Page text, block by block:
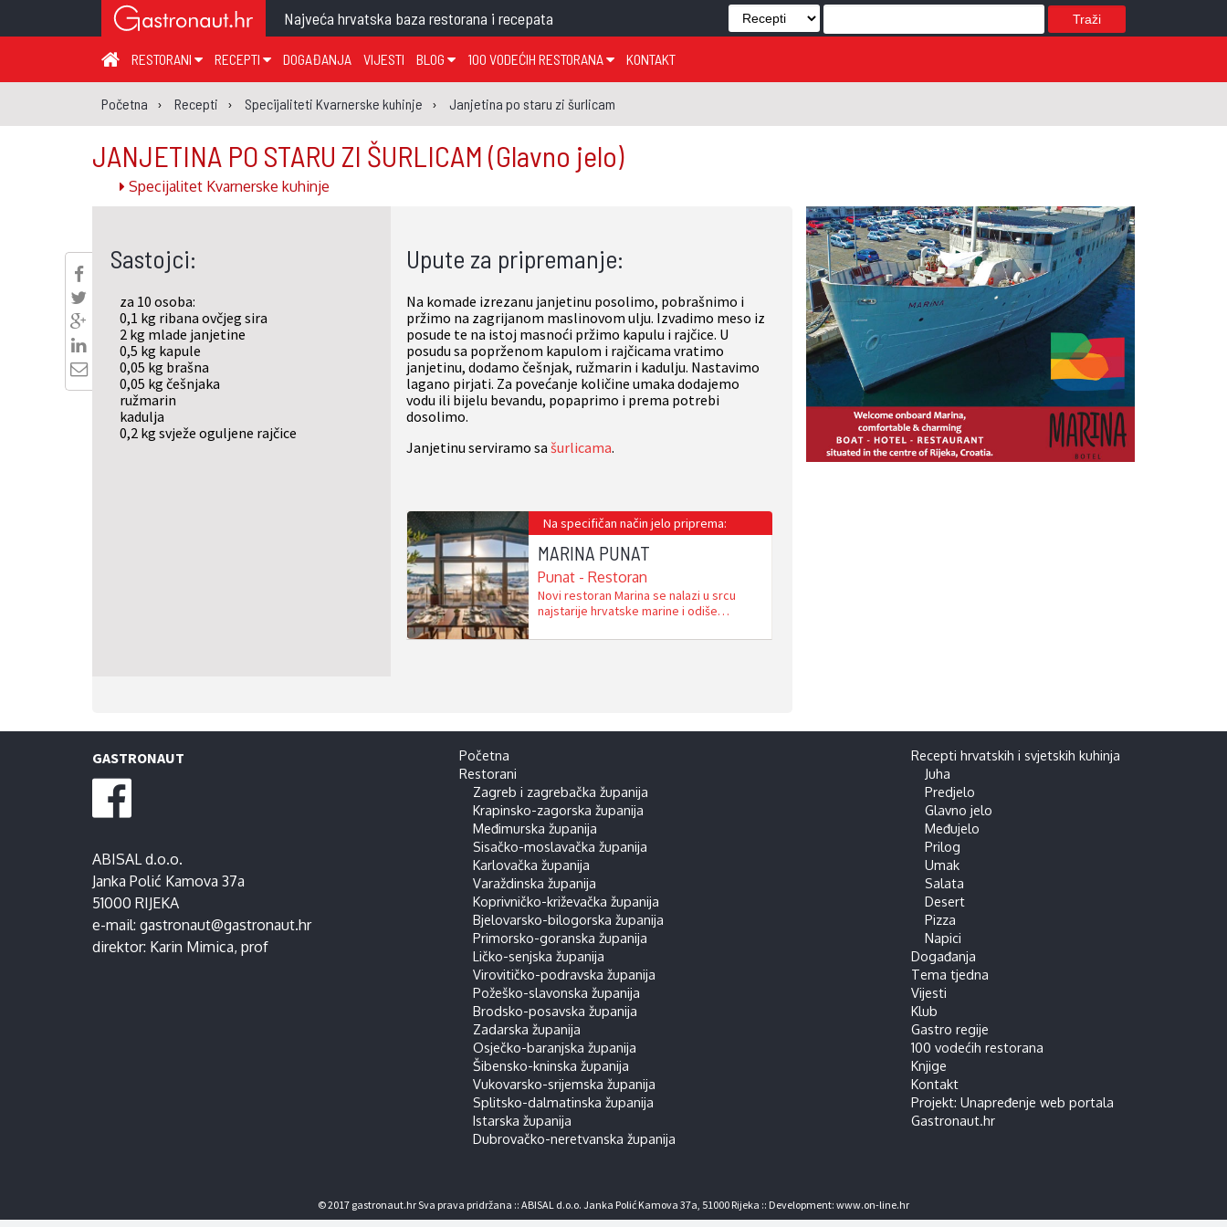
Najveća hrvatska baza restorana i recepata Traži
RESTORANI
ZAGREB I ZAGREBAČKA ŽUPANIJA
KRAPINSKO-ZAGORSKA ŽUPANIJA
MEĐIMURSKA ŽUPANIJA
SISAČKO-MOSLAVAČKA ŽUPANIJA
KARLOVAČKA ŽUPANIJA
VARAŽDINSKA ŽUPANIJA
KOPRIVNIČKO-KRIŽEVAČKA ŽUPANIJA
VIROVITIČKO-PODRAVSKA ŽUPANIJA
POŽEŠKO-SLAVONSKA ŽUPANIJA
OSJEČKO-BARANJSKA ŽUPANIJA
ŠIBENSKO-KNINSKA ŽUPANIJA
VUKOVARSKO-SRIJEMSKA ŽUPANIJA
SPLITSKO-DALMATINSKA ŽUPANIJA
ISTARSKA ŽUPANIJA
DUBROVAČKO-NERETVANSKA ŽUPANIJA
RECEPTI
JUHA
PREDJELO
GLAVNO JELO
MEĐUJELO
PRILOG
UMAK
SALATA
DOGAĐANJA VIJESTI BLOG
TEMA TJEDNA
KLUB
GASTRO REGIJE
100 VODEĆIH RESTORANA
GLASANJE KNJIGE
KONTAKT
Početna Recepti Specijaliteti Kvarnerske kuhinje Janjetina po staru zi šurlicam
JANJETINA PO STARU ZI ŠURLICAM (Glavno jelo)
Specijalitet Kvarnerske kuhinje
Sastojci:
za 10 osoba:
0,1 kg ribana ovčjeg sira
2 kg mlade janjetine
0,5 kg kapule
0,05 kg brašna
0,05 kg češnjaka
ružmarin
kadulja
0,2 kg svježe oguljene rajčice
Upute za pripremanje:
Na komade izrezanu janjetinu posolimo, pobrašnimo i
pržimo na zagrijanom maslinovom ulju. Izvadimo meso iz
posude te na istoj masnoći pržimo kapulu i rajčice. U
posudu sa poprženom kapulom i rajčicama vratimo
janjetinu, dodamo češnjak, ružmarin i kadulju. Nastavimo
lagano pirjati. Za povećanje količine umaka dodajemo
vodu ili bijelu bevandu, popaprimo i prema potrebi
dosolimo.
Janjetinu serviramo sašurlicama.
Na specifičan način jelo priprema:
MARINA PUNAT
Punat - Restoran
Novi restoran Marina se nalazi u srcu
najstarije hrvatske marine i odiše
je restoran srušen u listopadu 2022., a na
GASTRONAUT
ABISAL d.o.o.
Janka Polić Kamova 37a
51000 RIJEKA
e-mail: gastronaut@gastronaut.hr
direktor: Karin Mimica, prof
Početna
Restorani
Zagreb i zagrebačka županija
Krapinsko-zagorska županija
Međimurska županija
Sisačko-moslavačka županija
Karlovačka županija
Varaždinska županija
Koprivničko-križevačka županija
Bjelovarsko-bilogorska županija
Primorsko-goranska županija
Ličko-senjska županija
Virovitičko-podravska županija
Požeško-slavonska županija
Brodsko-posavska županija
Zadarska županija
Osječko-baranjska županija
Šibensko-kninska županija
Vukovarsko-srijemska županija
Splitsko-dalmatinska županija
Istarska županija
Dubrovačko-neretvanska županija
Recepti hrvatskih i svjetskih kuhinja
Juha
Predjelo
Glavno jelo
Međujelo
Prilog
Umak
Salata
Desert
Pizza
Napici
Događanja
Tema tjedna
Vijesti
Klub
Gastro regije
100 vodećih restorana
Knjige
Kontakt
Projekt: Unapređenje web portala
Gastronaut.hr
© 2017 gastronaut.hr Sva prava pridržana :: ABISAL d.o.o. Janka Polić Kamova 37a, 51000 Rijeka :: Development: www.on-line.hr